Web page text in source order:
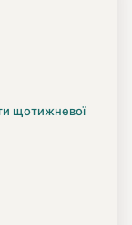
щотижневої